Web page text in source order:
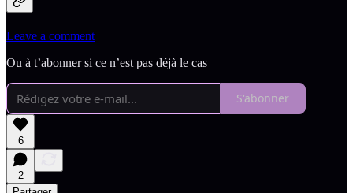
Leave a comment
Ou à t’abonner si ce n’est pas déjà le cas
S'abonner
6
2